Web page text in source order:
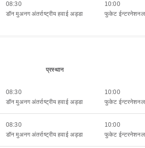
08:30
डॉन मुअनग अंतर्राष्ट्रीय हवाई अड्डा
10:00
फुकेट ईन्टरनेशनल
प्रस्थान
08:30
डॉन मुअनग अंतर्राष्ट्रीय हवाई अड्डा
10:00
फुकेट ईन्टरनेशनल
08:30
डॉन मुअनग अंतर्राष्ट्रीय हवाई अड्डा
10:00
फुकेट ईन्टरनेशनल